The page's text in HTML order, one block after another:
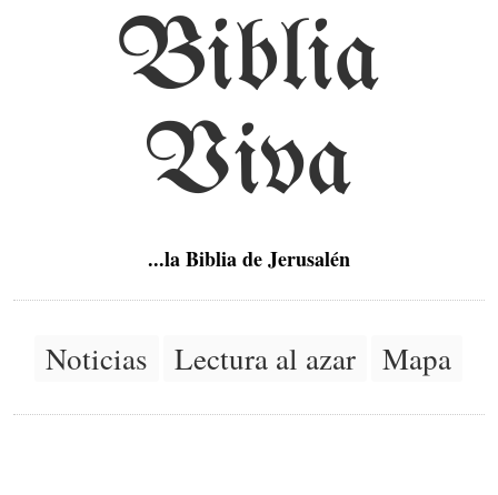
Biblia
Viva
...la Biblia de Jerusalén
Noticias Lectura al azar Mapa